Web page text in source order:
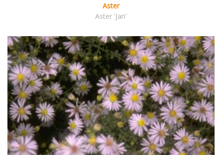
Aster
Aster 'Jan'